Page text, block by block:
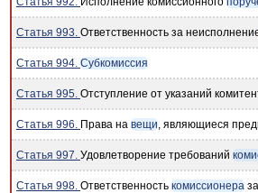
Статья 993. Ответственность за
Статья 994. Субкомиссия
Статья 995. Отступление от указаний
Статья 996. Права на вещи, являющиеся
Статья 997. Удовлетворение требований
Статья 998. Ответственность комиссионера